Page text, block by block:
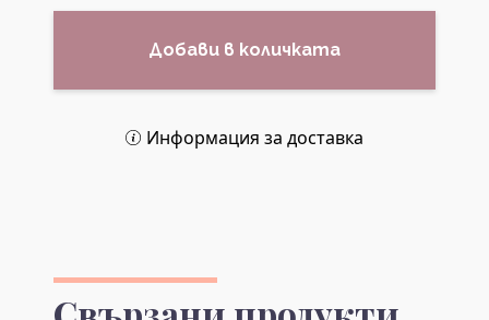
Добави в количката
Информация за доставка